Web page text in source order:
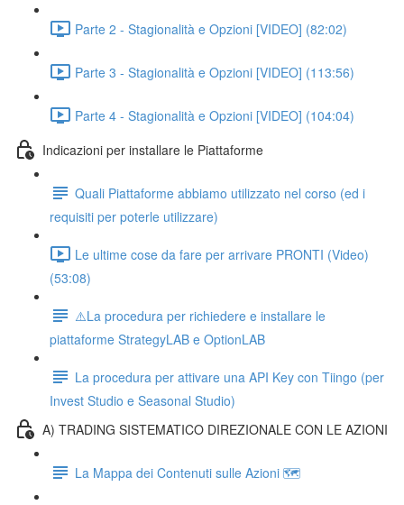
Parte 2 - Stagionalità e Opzioni [VIDEO] (82:02)
Parte 3 - Stagionalità e Opzioni [VIDEO] (113:56)
Parte 4 - Stagionalità e Opzioni [VIDEO] (104:04)
Indicazioni per installare le Piattaforme
Quali Piattaforme abbiamo utilizzato nel corso (ed i
requisiti per poterle utilizzare)
Le ultime cose da fare per arrivare PRONTI (Video)
(53:08)
⚠️La procedura per richiedere e installare le
piattaforme StrategyLAB e OptionLAB
La procedura per attivare una API Key con Tiingo (per
Invest Studio e Seasonal Studio)
A) TRADING SISTEMATICO DIREZIONALE CON LE AZIONI
La Mappa dei Contenuti sulle Azioni 🗺